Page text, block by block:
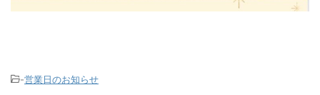
-営業日のお知らせ